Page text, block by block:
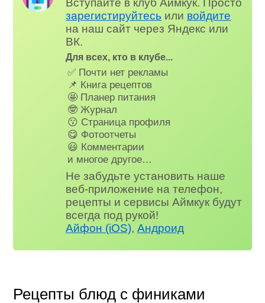
зарегистируйтесь или войдите
на наш сайт через Яндекс или
ВК.
Для всех, кто в клубе...
✅ Почти нет рекламы
📌 Книга рецептов
🤩 Планер питания
🤓 Журнал
😗 Страница профиля
😋 Фотоотчеты
😃 Комментарии
и многое другое…
Не забудьте установить наше
веб-приложение на телефон,
рецепты и сервисы Аймкук будут
всегда под рукой!
Айфон (iOS),Андроид
Рецепты блюд с финиками